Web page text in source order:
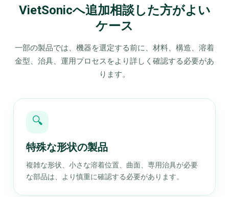
VietSonicへ追加相談した方がよい
ケース
一部の製品では、機器を選定する前に、材料、構造、溶着
金型、治具、運用プロセスをより詳しく確認する必要があ
ります。
🔍
特殊な形状の製品
複雑な形状、小さな溶着位置、曲面、専用治具が必要
な部品は、より慎重に確認する必要があります。